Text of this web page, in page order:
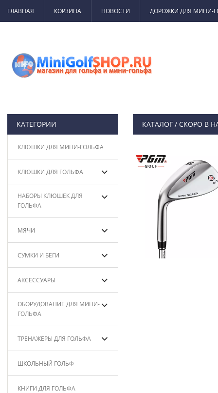
ГЛАВНАЯ КОРЗИНА НОВОСТИ ДОРОЖКИ ДЛЯ МИНИ-
КАТЕГОРИИ
КЛЮШКИ ДЛЯ МИНИ-ГОЛЬФА
КЛЮШКИ ДЛЯ ГОЛЬФА
НАБОРЫ КЛЮШЕК ДЛЯ
ГОЛЬФА
МЯЧИ
СУМКИ И БЕГИ
АКСЕССУАРЫ
ОБОРУДОВАНИЕ ДЛЯ МИНИ-
ГОЛЬФА
ТРЕНАЖЕРЫ ДЛЯ ГОЛЬФА
ШКОЛЬНЫЙ ГОЛЬФ
КНИГИ ДЛЯ ГОЛЬФА
КАТАЛОГ/ СКОРО В